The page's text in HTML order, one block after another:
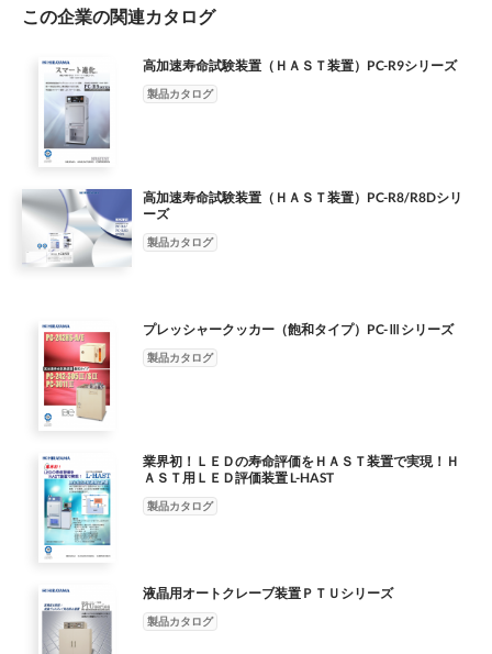
な特長 重量（約） 500kg ■圧力・温度・時間をそれぞれ組み合わ
ル工程において 温度制御方式 PID 制御 SSR 駆動方式 偏光板
貼り付け後の気泡を取り除く為の適切 使用温度範囲 50 ～ 80℃
な条件を作り出すことができます。 温度精度 ±3℃（無負荷・
50℃・0.5MPa） 圧力制御方式 ２位置制御 電磁弁開閉方式 ■加
温・加圧処理をする事によって、偏光板貼 使用圧力範囲 0.05 ～
度 ±0.01MPa ることができます。 温度：デジタル設定・表示
計 装 圧力：デジタル設定・表示、アナログ表示 ■99 時間 59 分
デジタルタイマー、PID 制御・ 時間：デジタル設定・表示
式ドアー ■缶体材質はステンレス製で、蓋の締め付けは 構造規格
第二種圧力容器構造規格 安全確実なインターロック機構付ギ
ヤ操作 クラッチ方式を採用。 缶体、内缶、蓋、棚板：ステン
レス (SUS304) 材 質 クラッチ爪、缶体架台：SS400（ウレタン
塗装 )制御ボックス：SECC および AL（焼付塗装） ■過熱防止装
全装置付。 過熱防止装置、過温防止装置、圧力安全装置、圧力
安全弁、安全装置 漏電ブレーカー、クラッチドアー開閉安全装
置、 クラッチリングロック装置 ■本装置は、液晶ディスプレイの
気泡除去に限 付属品 棚板（2枚 )、電源コード、 らず、加温・
加圧環境にも応用が可能です。 キャビネット付（オプション
クルタイムの短縮が可能です。 オプション ■記録計 ■キャビネ
ット ■引き出し式トレー ●仕様及び外観は、改良のため変更する
ことがありますので、あらかじめご了承ください。 代理店 ISO
この企業の関連カタログ
高加速寿命試験装置（ＨＡＳＴ装置）PC-R9シリーズ
製品カタログ
高加速寿命試験装置（ＨＡＳＴ装置）PC-R8/R8Dシリ
ーズ
製品カタログ
プレッシャークッカー（飽和タイプ）PC-Ⅲシリーズ
製品カタログ
業界初！ＬＥＤの寿命評価をＨＡＳＴ装置で実現！Ｈ
ＡＳＴ用ＬＥＤ評価装置 L-HAST
製品カタログ
液晶用オートクレーブ装置ＰＴＵシリーズ
製品カタログ